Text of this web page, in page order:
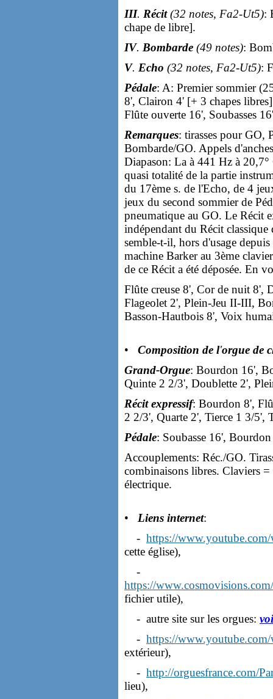
III. Récit (32 notes, Fa2-Ut5):
chape de libre].
IV. Bombarde (49 notes):
V. Echo (32 notes, Fa2-Ut5):
Pédale: A: Premier sommier
8', Clairon 4' [+ 3 chapes
Flûte ouverte 16', Soubasses
Remarques: tirasses pour GO,
Bombarde/GO. Appels
Diapason: La à 441 Hz à
quasi totalité de la partie
du 17ème s. de l'Echo, de 4
jeux du second sommier de
pneumatique au GO. Le Récit
indépendant du Récit
semble-t-il, hors d'usage
machine Barker au 3ème
de ce Récit a été déposée. En
Flûte creuse 8', Cor de nuit 8',
Flageolet 2', Plein-Jeu II-III,
Basson-Hautbois 8', Voix
• Composition de l'orgue de
Grand-Orgue: Bourdon 16',
Quinte 2 2/3', Doublette 2',
Récit expressif: Bourdon 8',
2 2/3', Quarte 2', Tierce 1 3/5',
Pédale: Soubasse 16',
Accouplements: Réc./GO.
combinaisons libres. Claviers
électrique.
• Liens internet:
- https://
cette église),
-
https://
fichier utile),
- autre site sur les orgues:
- https://
extérieur),
- http://orguesfrance.com/
lieu),